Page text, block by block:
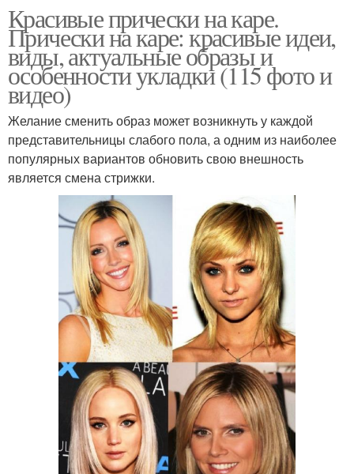
Красивые прически на каре.
Прически на каре: красивые идеи,
виды, актуальные образы и
особенности укладки (115 фото и
видео)
Желание сменить образ может возникнуть у каждой
представительницы слабого пола, а одним из наиболее
популярных вариантов обновить свою внешность
является смена стрижки.